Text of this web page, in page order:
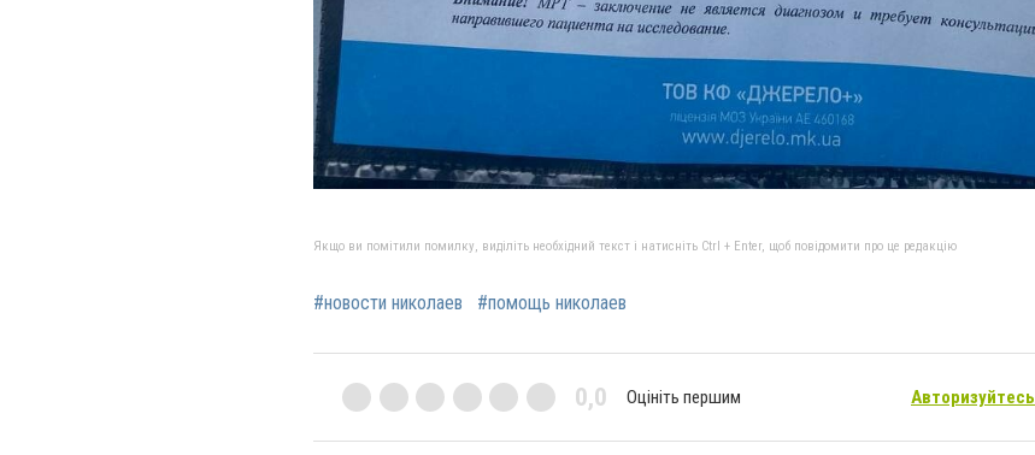
Якщо ви помітили помилку, виділіть необхідний текст і натисніть Ctrl + Enter, щоб повідомити про це редакцію
#новости николаев #помощь николаев
0,0 Оцініть першим Авторизуйтесь